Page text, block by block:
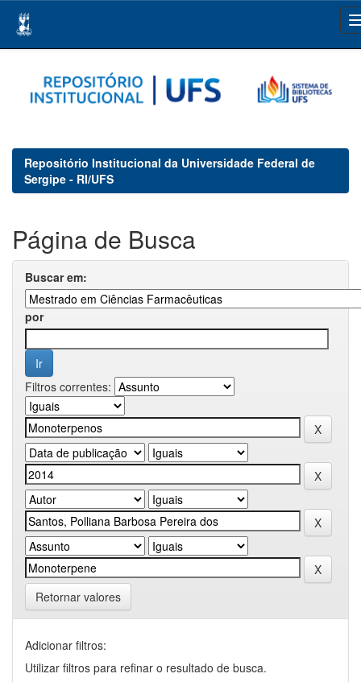
navigation
Repositório Institucional da Universidade Federal de
Sergipe - RI/UFS
Página de Busca
Buscar em:
por
Filtros correntes:
Retornar valores
Adicionar filtros:
Utilizar filtros para refinar o resultado de busca.